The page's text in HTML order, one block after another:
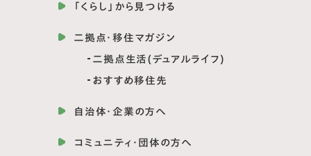
「くらし」から見つける
二拠点・移住マガジン
二拠点生活(デュアルライフ)
おすすめ移住先
自治体・企業の方へ
コミュニティ・団体の方へ